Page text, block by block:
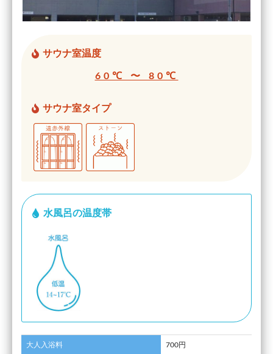
サウナ室温度
60℃ 〜 80℃
サウナ室タイプ
水風呂の温度帯
大人入浴料 700円